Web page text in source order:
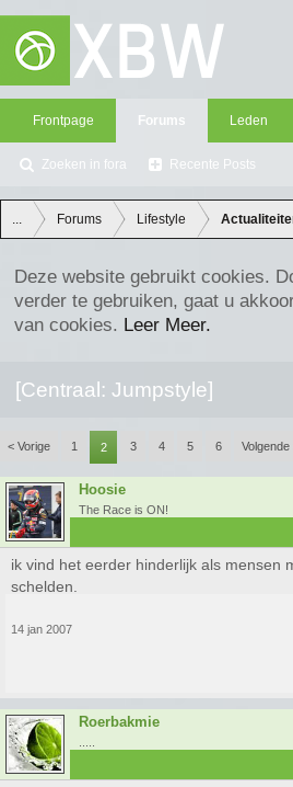
Frontpage Forums
Zoeken in fora Recente Posts
Leden
... Forums Lifestyle
Deze website gebruikt cookies.
verder te gebruiken, gaat u
van cookies. Leer Meer.
[Centraal: Jumpstyle]
< Vorige 1 2 3 4 5 6 Volgende
Hoosie
The Race is ON!
ik vind het eerder hinderlijk als mensen
schelden.
14 jan 2007
Roerbakmie